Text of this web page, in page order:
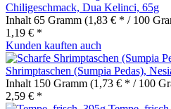
Chiligeschmack, Dua Kelinci, 65g
Inhalt 65 Gramm (1,83 € * / 100
1,19 € *
Kunden kauften auch
Shrimptaschen (Sumpia Pedas),
Inhalt 150 Gramm (1,73 € * / 100
2,59 € *